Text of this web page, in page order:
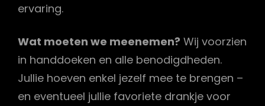
ervaring.
Wat moeten we meenemen? Wij voorzien
in handdoeken en alle benodigdheden.
Jullie hoeven enkel jezelf mee te brengen –
en eventueel jullie favoriete drankje voor